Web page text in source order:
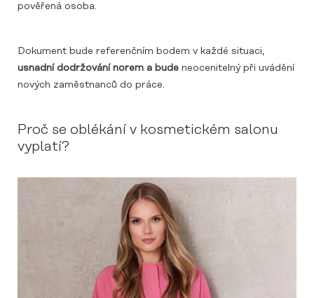
pověřená osoba.
Dokument bude referenčním bodem v každé situaci,
usnadní dodržování norem a bude neocenitelný při uvádění
nových zaměstnanců do práce.
Proč se oblékání v kosmetickém salonu
vyplatí?